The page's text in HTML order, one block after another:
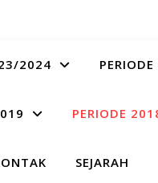
2024
PERIODE
SEJARAH